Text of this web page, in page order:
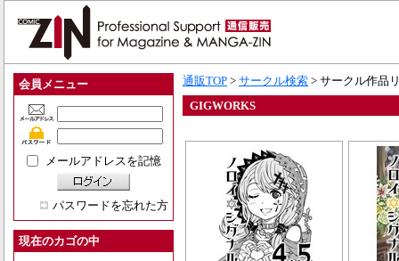
会員メニュー
メールアドレスを記憶
パスワードを忘れた方
現在のカゴの中
通販TOP > サークル検索 > サークル作品
GIGWORKS